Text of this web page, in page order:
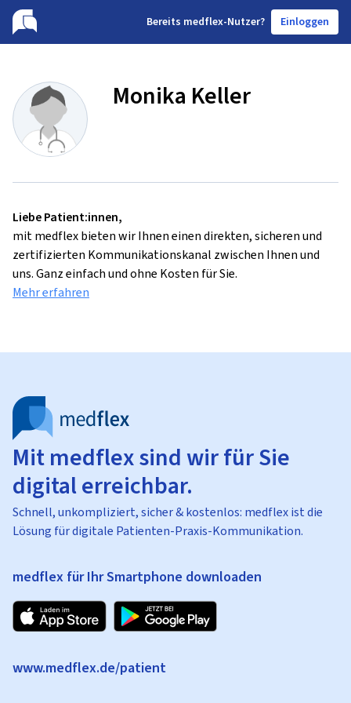
Bereits medflex-Nutzer? Einloggen
Monika Keller
Liebe Patient:innen,
mit medflex bieten wir Ihnen einen direkten, sicheren und
zertifizierten Kommunikationskanal zwischen Ihnen und
uns. Ganz einfach und ohne Kosten für Sie.
Mehr erfahren
Mit medflex sind wir für Sie
digital erreichbar.
Schnell, unkompliziert, sicher & kostenlos: medflex ist die
Lösung für digitale Patienten-Praxis-Kommunikation.
medflex für Ihr Smartphone downloaden
www.medflex.de/patient